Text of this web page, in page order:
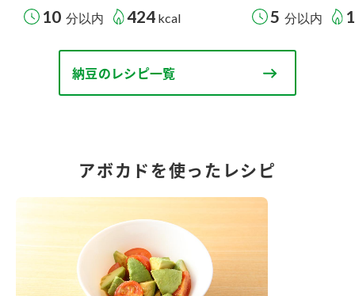
10 分以内 424 kcal 5 分以内
納豆のレシピ一覧
アボカドを使ったレシピ